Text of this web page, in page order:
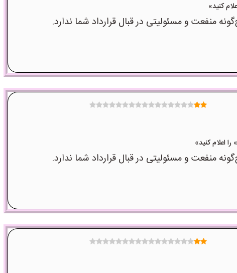
و مسئولیتی در قبال قرارداد شما ندارد.
و مسئولیتی در قبال قرارداد شما ندارد.